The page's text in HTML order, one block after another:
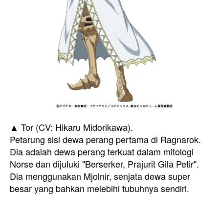
▲ Tor (CV: Hikaru Midorikawa).
Petarung sisi dewa perang pertama di Ragnarok.
Dia adalah dewa perang terkuat dalam mitologi
Norse dan dijuluki "Berserker, Prajurit Gila Petir".
Dia menggunakan Mjolnir, senjata dewa super
besar yang bahkan melebihi tubuhnya sendiri.